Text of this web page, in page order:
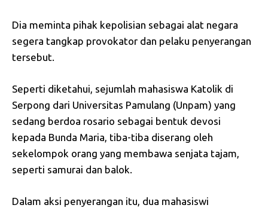
Dia meminta pihak kepolisian sebagai alat negara
segera tangkap provokator dan pelaku penyerangan
tersebut.
Seperti diketahui, sejumlah mahasiswa Katolik di
Serpong dari Universitas Pamulang (Unpam) yang
sedang berdoa rosario sebagai bentuk devosi
kepada Bunda Maria, tiba-tiba diserang oleh
sekelompok orang yang membawa senjata tajam,
seperti samurai dan balok.
Dalam aksi penyerangan itu, dua mahasiswi